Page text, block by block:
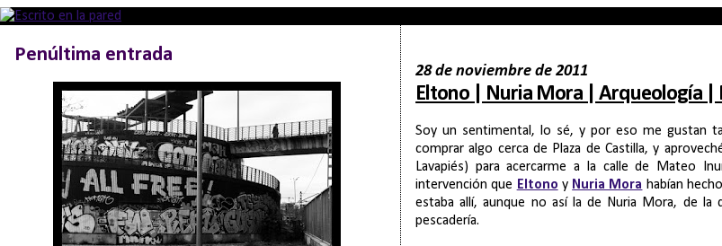
28 de noviembre de 2011
Eltono | Nuria Mora | Arqueología |
Soy un sentimental, lo sé, y por eso me gustan
comprar algo cerca de Plaza de Castilla, y
Lavapiés) para acercarme a la calle de Mateo
intervención que Eltono y Nuria Mora habían
estaba allí, aunque no así la de Nuria Mora, de
pescadería.
Penúltima entrada